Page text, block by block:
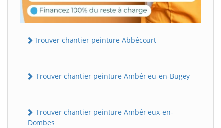
Trouver chantier peinture Abbécourt
Trouver chantier peinture Ambérieu-en-Bugey
Trouver chantier peinture Ambérieux-en-
Dombes